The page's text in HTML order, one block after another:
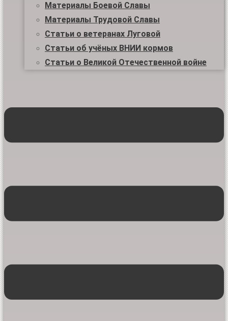
Материалы Боевой Славы
Материалы Трудовой Славы
Статьи о ветеранах Луговой
Статьи об учёных ВНИИ кормов
Статьи о Великой Отечественной войне